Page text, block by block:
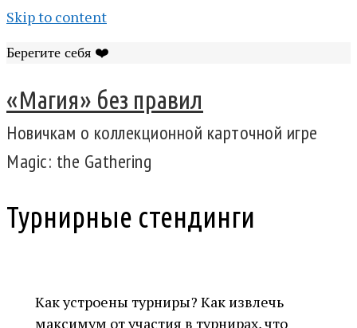
Skip to content
Берегите себя ❤️
«Магия» без правил
Новичкам о коллекционной карточной игре
Magic: the Gathering
Турнирные стендинги
Как устроены турниры? Как извлечь
максимум от участия в турнирах, что